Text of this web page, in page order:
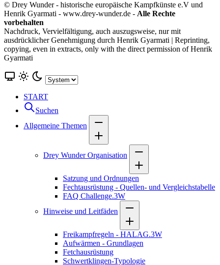
© Drey Wunder - historische europäische Kampfkünste e.V und
Henrik Gyarmati - www.drey-wunder.de - Alle Rechte
vorbehalten
Nachdruck, Vervielfältigung, auch auszugsweise, nur mit
ausdrücklicher Genehmigung durch Henrik Gyarmati | Reprinting,
copying, even in extracts, only with the direct permission of Henrik
Gyarmati
START
Suchen
Allgemeine Themen
Drey Wunder Organisation
Satzung und Ordnungen
Fechtausrüstung - Quellen- und Vergleichstabelle
FAQ Challenge.3W
Hinweise und Leitfäden
Freikampfregeln - HALAG.3W
Aufwärmen - Grundlagen
Fetchausrüstung
Schwertklingen-Typologie